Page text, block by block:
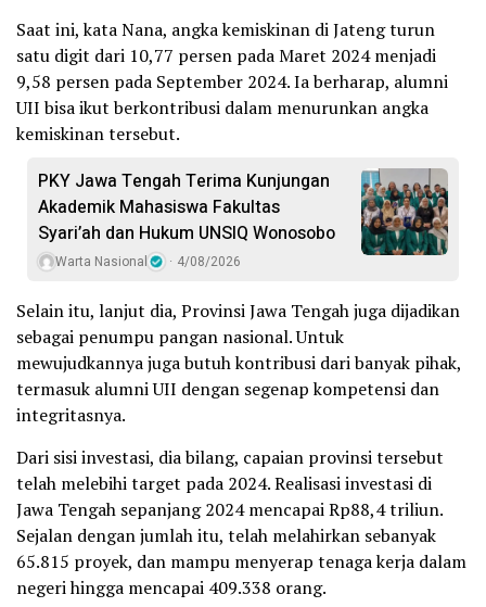
Saat ini, kata Nana, angka kemiskinan di Jateng turun
satu digit dari 10,77 persen pada Maret 2024 menjadi
9,58 persen pada September 2024. Ia berharap, alumni
UII bisa ikut berkontribusi dalam menurunkan angka
kemiskinan tersebut.
PKY Jawa Tengah Terima Kunjungan
Akademik Mahasiswa Fakultas
Syari’ah dan Hukum UNSIQ Wonosobo
Warta Nasional 4/08/2026
Selain itu, lanjut dia, Provinsi Jawa Tengah juga dijadikan
sebagai penumpu pangan nasional. Untuk
mewujudkannya juga butuh kontribusi dari banyak pihak,
termasuk alumni UII dengan segenap kompetensi dan
integritasnya.
Dari sisi investasi, dia bilang, capaian provinsi tersebut
telah melebihi target pada 2024. Realisasi investasi di
Jawa Tengah sepanjang 2024 mencapai Rp88,4 triliun.
Sejalan dengan jumlah itu, telah melahirkan sebanyak
65.815 proyek, dan mampu menyerap tenaga kerja dalam
negeri hingga mencapai 409.338 orang.